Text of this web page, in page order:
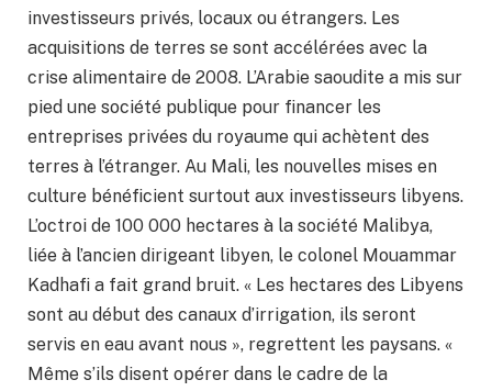
investisseurs privés, locaux ou étrangers. Les
acquisitions de terres se sont accélérées avec la
crise alimentaire de 2008. L’Arabie saoudite a mis sur
pied une société publique pour financer les
entreprises privées du royaume qui achètent des
terres à l’étranger. Au Mali, les nouvelles mises en
culture bénéficient surtout aux investisseurs libyens.
L’octroi de 100 000 hectares à la société Malibya,
liée à l’ancien dirigeant libyen, le colonel Mouammar
Kadhafi a fait grand bruit. « Les hectares des Libyens
sont au début des canaux d’irrigation, ils seront
servis en eau avant nous », regrettent les paysans. «
Même s’ils disent opérer dans le cadre de la